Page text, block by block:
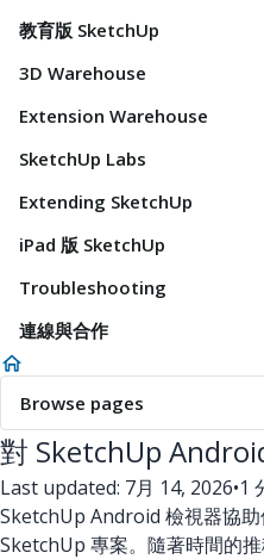
教育版 SketchUp
3D Warehouse
Extension Warehouse
SketchUp Labs
Extending SketchUp
iPad 版 SketchUp
Troubleshooting
連線與合作
Browse pages
對 SketchUp
Last updated: 7月 14, 2026•1
SketchUp Android 檢視器協
SketchUp 專案。隨著時間的